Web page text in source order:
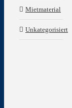
Mietmaterial
Unkategorisiert